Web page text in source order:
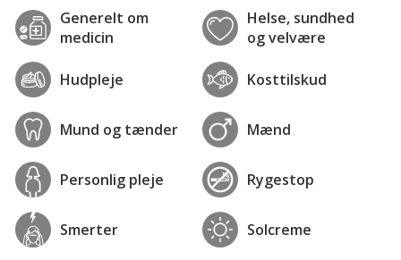
Generelt om
medicin
Helse, sundhed
og velvære
Hudpleje Kosttilskud
Mund og tænder Mænd
Personlig pleje Rygestop
Smerter Solcreme